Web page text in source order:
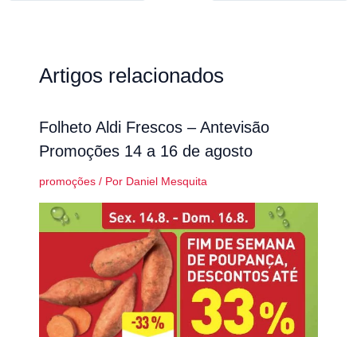
Artigos relacionados
Folheto Aldi Frescos – Antevisão
Promoções 14 a 16 de agosto
promoções/ Por Daniel Mesquita